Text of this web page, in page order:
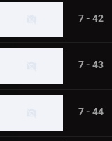
7 - 42
7 - 43
7 - 44